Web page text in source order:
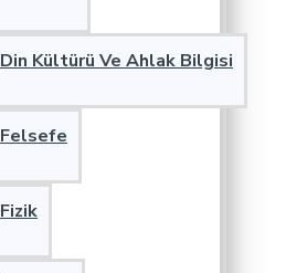
Din Kültürü Ve Ahlak Bilgisi
Felsefe
Fizik